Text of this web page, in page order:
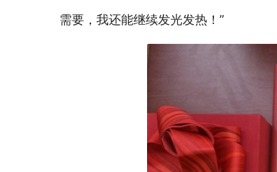
需要，我还能继续发光发热！ ”